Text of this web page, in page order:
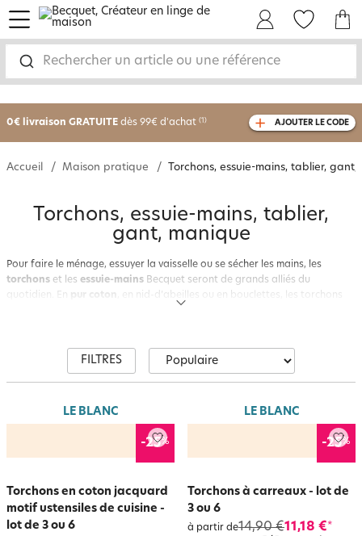
Rechercher un article ou une référence
menu
-25% sur votre commandedès 2 articles
0€ livraison GRATUITE dès 99€ d'achat (1)
avec le code 750801
AJOUTER LE CODE
Accueil Maison pratique Torchons, essuie-mains, tablier, gant,
Torchons, essuie-mains, tablier,
gant, manique
Pour faire le ménage, essuyer la vaisselle ou se sécher les mains, les
torchons et les essuie-mains Becquet seront de grands alliés du
quotidien. En pur coton
, en nid-d’abeilles ou en bouclettes, les torchons
aucune trace sur la vaisselle délicate. Enfin les essuie-mains ronds sont à
suspendre dans la cuisine ou dans la salle de bains. Enbouclettes
FILTRES
LE BLANC
-25%
Torchons en coton jacquard
motif ustensiles de cuisine -
lot de 3 ou 6
LE BLANC
-25%
Torchons à carreaux - lot de
3 ou 6
à partir de14,90 €11,18 €*